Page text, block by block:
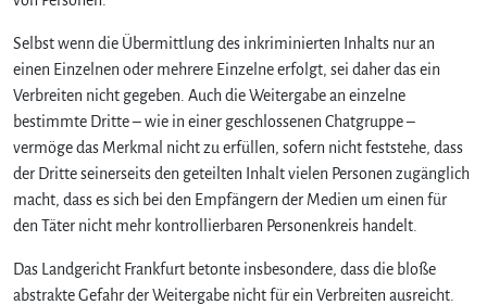
Selbst wenn die Übermittlung des inkriminierten Inhalts nur an
einen Einzelnen oder mehrere Einzelne erfolgt, sei daher das ein
Verbreiten nicht gegeben. Auch die Weitergabe an einzelne
bestimmte Dritte – wie in einer geschlossenen Chatgruppe –
vermöge das Merkmal nicht zu erfüllen, sofern nicht feststehe, dass
der Dritte seinerseits den geteilten Inhalt vielen Personen zugänglich
macht, dass es sich bei den Empfängern der Medien um einen für
den Täter nicht mehr kontrollierbaren Personenkreis handelt.
Das Landgericht Frankfurt betonte insbesondere, dass die bloße
abstrakte Gefahr der Weitergabe nicht für ein Verbreiten ausreicht.